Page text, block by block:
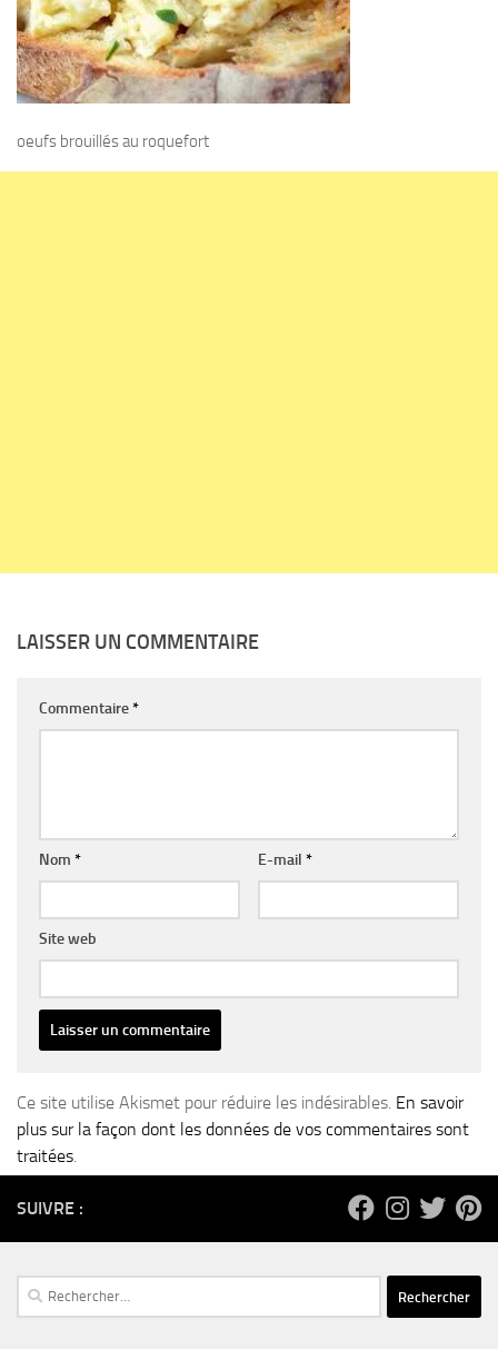
oeufs brouillés au roquefort
LAISSER UN COMMENTAIRE
Commentaire*
Nom * E-mail *
Site web
Ce site utilise Akismet pour réduire les indésirables. En savoir
plus sur la façon dont les données de vos commentaires sont
traitées.
SUIVRE :
Rechercher :